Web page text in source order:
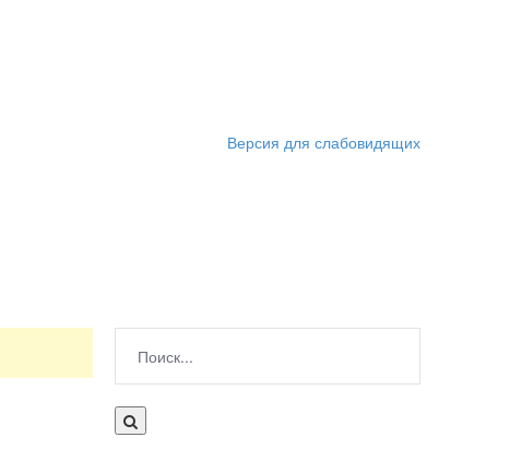
Версия для слабовидящих